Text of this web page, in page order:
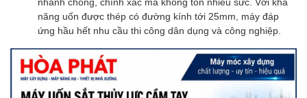
năng uốn được thép có đường kính tới 25mm, máy đáp
ứng hầu hết nhu cầu thi công dân dụng và công nghiệp.